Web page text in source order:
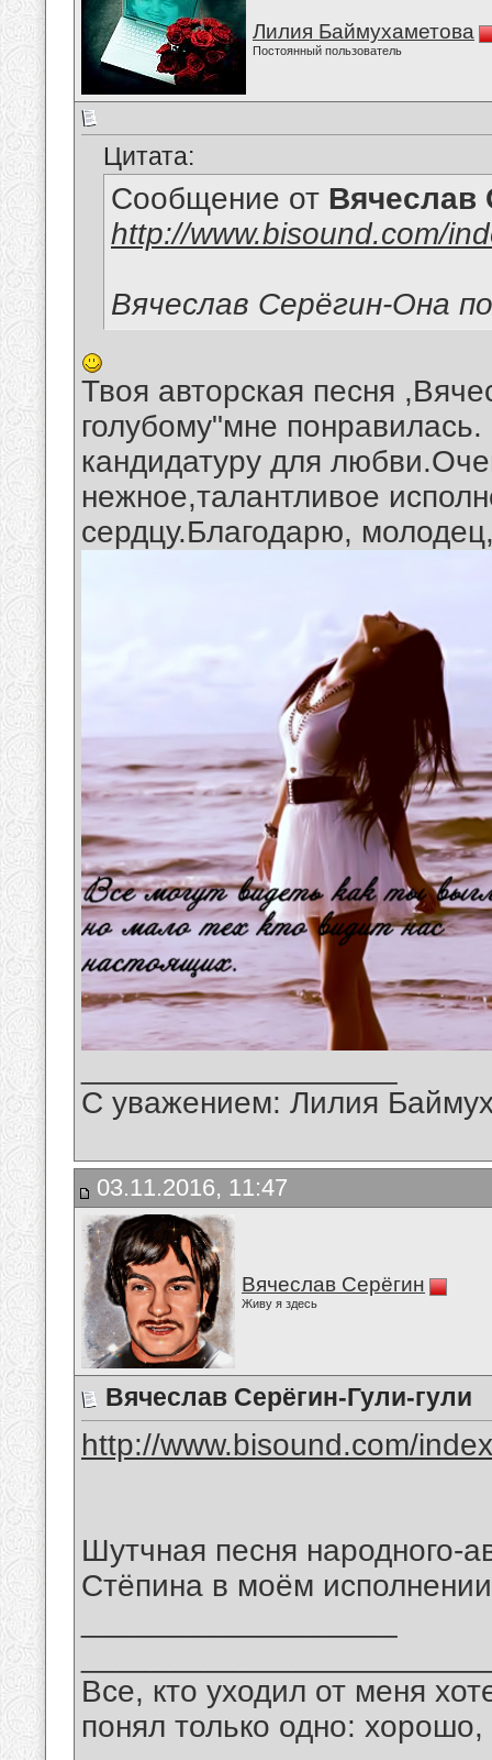
Лилия Баймухаметова
Постоянный пользователь
Цитата:
Сообщение от Вячеслав
http://www.bisound.com/
Вячеслав Серёгин-Она
Твоя авторская песня
голубому"мне
кандидатуру для
нежное,талантливое
сердцу.Благодарю,
С уважением: Лилия
03.11.2016, 11:47
Вячеслав Серёгин
Живу я здесь
Вячеслав Серёгин-Гули-гули
http://www.bisound.com/
Шутчная песня народного-
Стёпина в моём исполнении
Все, кто уходил от меня
понял только одно: